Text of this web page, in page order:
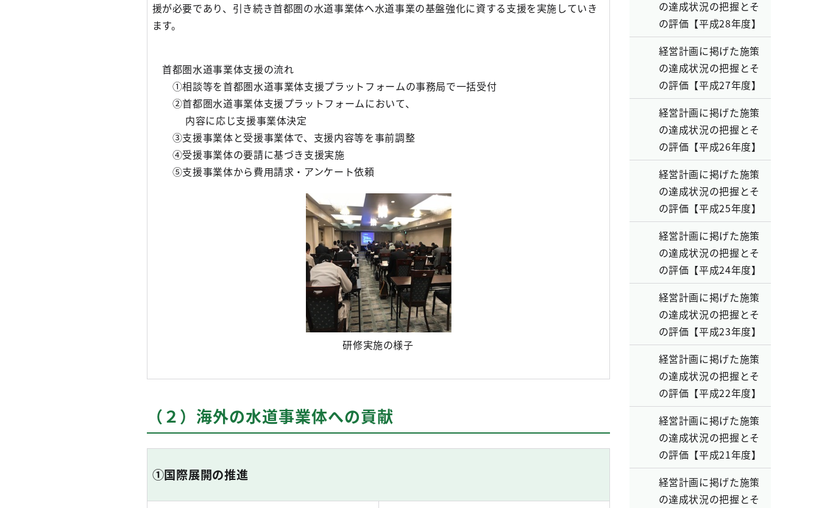
援が必要であり、引き続き首都圏の水道事業体へ水道事業の基盤強化に資する支援を実施していき
ます。
首都圏水道事業体支援の流れ
①相談等を首都圏水道事業体支援プラットフォームの事務局で一括受付
②首都圏水道事業体支援プラットフォームにおいて、
内容に応じ支援事業体決定
③支援事業体と受援事業体で、支援内容等を事前調整
④受援事業体の要請に基づき支援実施
⑤支援事業体から費用請求・アンケート依頼
研修実施の様子
（２）海外の水道事業体への貢献
①国際展開の推進
の達成状況の把握とそ
の評価【平成28年度】
経営計画に掲げた施策
の達成状況の把握とそ
の評価【平成27年度】
経営計画に掲げた施策
の達成状況の把握とそ
の評価【平成26年度】
経営計画に掲げた施策
の達成状況の把握とそ
の評価【平成25年度】
経営計画に掲げた施策
の達成状況の把握とそ
の評価【平成24年度】
経営計画に掲げた施策
の達成状況の把握とそ
の評価【平成23年度】
経営計画に掲げた施策
の達成状況の把握とそ
の評価【平成22年度】
経営計画に掲げた施策
の達成状況の把握とそ
の評価【平成21年度】
経営計画に掲げた施策
の達成状況の把握とそ